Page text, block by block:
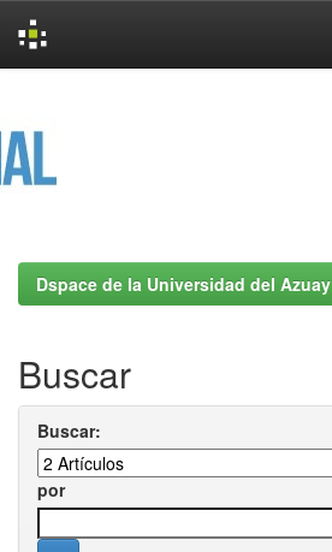
Dspace de la Universidad del Azuay
Buscar
Buscar:
por